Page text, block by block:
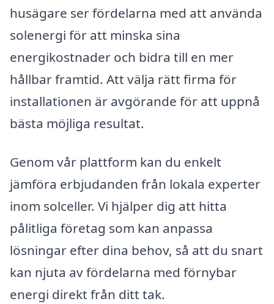
husägare ser fördelarna med att använda
solenergi för att minska sina
energikostnader och bidra till en mer
hållbar framtid. Att välja rätt firma för
installationen är avgörande för att uppnå
bästa möjliga resultat.
Genom vår plattform kan du enkelt
jämföra erbjudanden från lokala experter
inom solceller. Vi hjälper dig att hitta
pålitliga företag som kan anpassa
lösningar efter dina behov, så att du snart
kan njuta av fördelarna med förnybar
energi direkt från ditt tak.